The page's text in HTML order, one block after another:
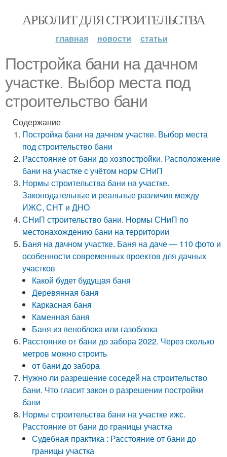
АРБОЛИТ ДЛЯ СТРОИТЕЛЬСТВА
главная новости статьи
Постройка бани на дачном
участке. Выбор места под
строительство бани
Содержание
Постройка бани на дачном участке. Выбор места
под строительство бани
Расстояние от бани до хозпостройки. Расположение
бани на участке с учётом норм СНиП
Нормы строительства бани на участке.
Законодательные и реальные различия между
ИЖС, СНТ и ДНО
СНиП строительство бани. Нормы СНиП по
местонахождению бани на территории
Баня на дачном участке. Баня на даче — 110 фото и
особенности современных проектов для дачных
участков
Какой будет будущая баня
Деревянная баня
Каркасная баня
Каменная баня
Баня из пеноблока или газоблока
Расстояние от бани до забора 2022. Через сколько
метров можно строить
от бани до забора
Нужно ли разрешение соседей на строительство
бани. Что гласит закон о разрешении постройки
бани
Нормы строительства бани на участке ижс.
Расстояние от бани до границы участка
Судебная практика : Расстояние от бани до
границы участка